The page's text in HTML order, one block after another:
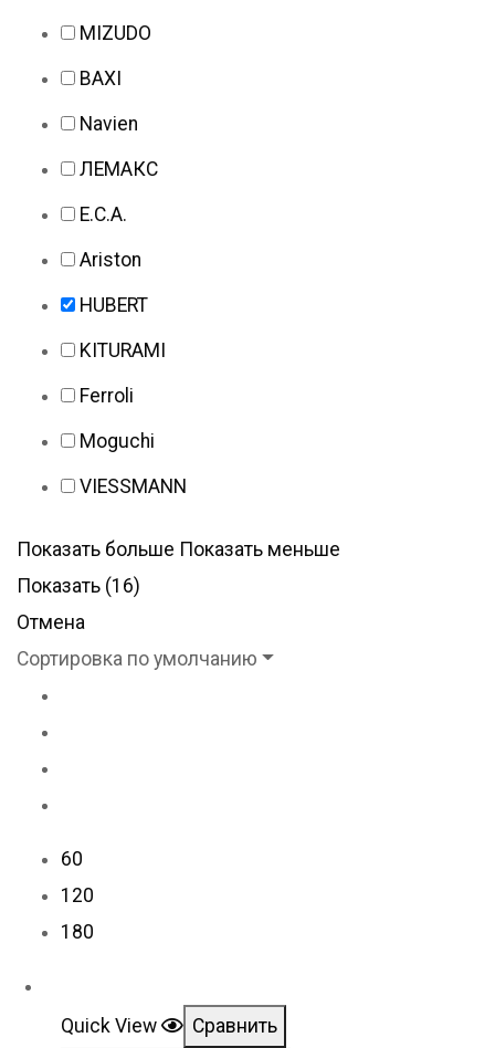
MIZUDO
BAXI
Navien
ЛЕМАКС
E.C.A.
Ariston
HUBERT
KITURAMI
Ferroli
Moguchi
VIESSMANN
Показать больше Показать меньше
Показать (16)
Отмена
Сортировка по умолчанию
60
120
180
Quick View
Сравнить